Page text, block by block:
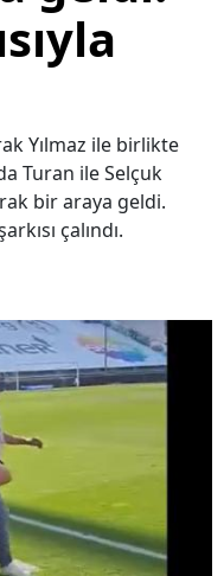
Yılmaz ile birlikte
Turan ile Selçuk
bir araya geldi.
çalındı.